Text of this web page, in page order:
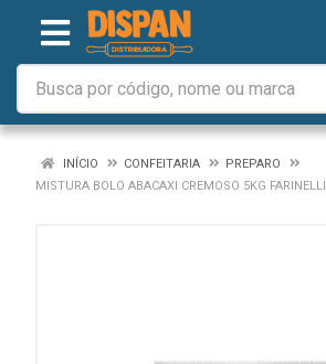
INÍCIO CONFEITARIA
PREPARO
MISTURA BOLO ABACAXI CREMOSO 5KG FARINELLI